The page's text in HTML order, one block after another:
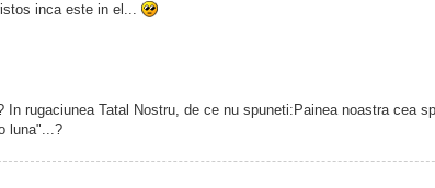
inca este in el...
rugaciunea Tatal Nostru, de ce nu spuneti:Painea noastra cea
luna"...?